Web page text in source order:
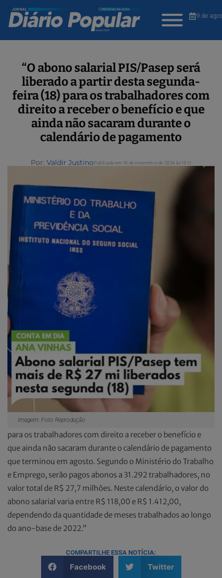
9 de
“O abono salarial PIS/Pasep será
liberado a partir desta segunda-
feira (18) para os trabalhadores com
direito a receber o benefício e que
ainda não sacaram durante o
calendário de pagamento
Por: Valdir JustinoPublicada em 18 de novembro de 2024 às 13:11
Imagem: Foto Reprodução
para os trabalhadores com direito a receber o benefício e
que ainda não sacaram durante o calendário de pagamento
que terminou em agosto. Segundo o Ministério do Trabalho
e Emprego, serão pagos abonos a 31.292 trabalhadores, no
valor total de R$ 27,7 milhões. Neste calendário, o valor do
abono salarial varia entre R$ 118,00 e R$ 1.412,00,
dependendo da quantidade de meses trabalhados ao longo
do ano-base de 2022.”
COMPARTILHE ESSA NOTÍCIA:
Facebook Twitter